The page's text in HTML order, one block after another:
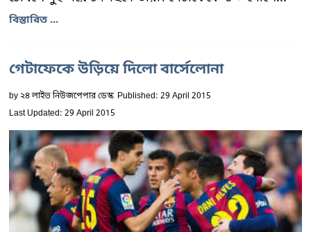
বিস্তারিত ...
গেটাফেকে উড়িয়ে দিলো বার্সেলোনা
by২৪ লাইভ নিউজপেপার ডেস্ক Published: 29 April 2015
Last Updated: 29 April 2015